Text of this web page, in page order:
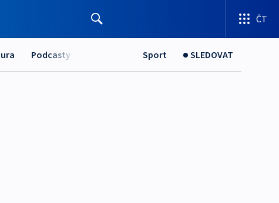
ČT
Podcasty Sport SLEDOVAT